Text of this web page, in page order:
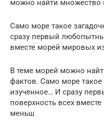
можно найти множество
Само море такое
сразу первый
вместе морей мировых
В теме морей можно
фактов. Само море такое
изученное… И сразу
поверхность всех
меньш